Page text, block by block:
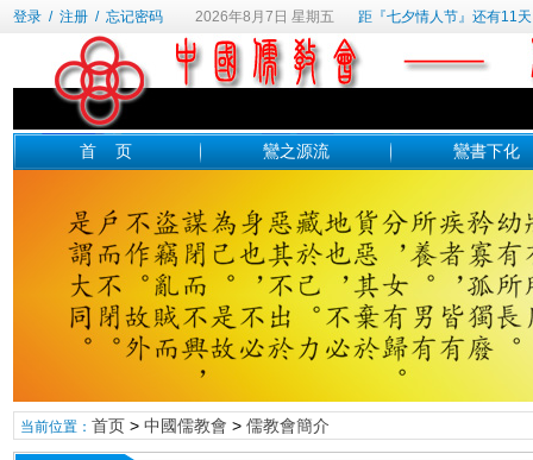
登录/ 注册/ 忘记密码 2026年8月7日 星期五 距『七夕情人节』还有11天
首 页 鸞之源流 鸞書下化
当前位置： 首页> 中國儒教會 > 儒教會簡介